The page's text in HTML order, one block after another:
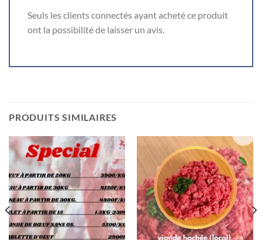
Seuls les clients connectés ayant acheté ce produit
ont la possibilité de laisser un avis.
PRODUITS SIMILAIRES